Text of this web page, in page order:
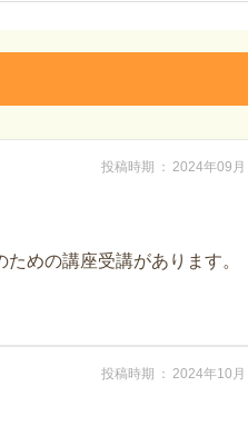
投稿時期 2024年09月
めの講座受講があります。
投稿時期 2024年10月